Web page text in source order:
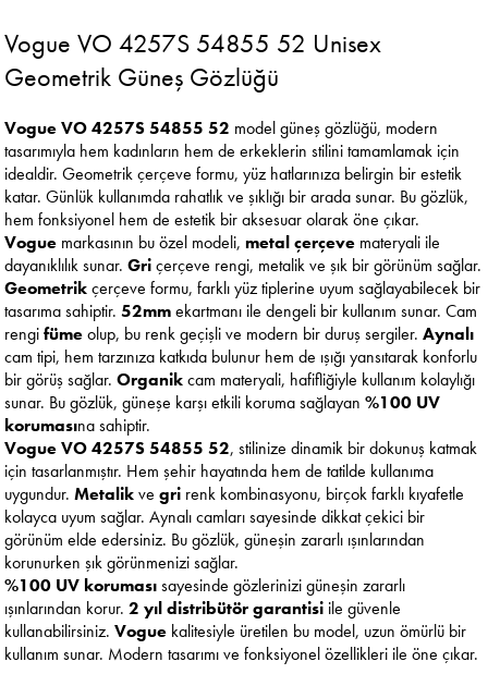
Vogue VO 4257S 54855 52 Unisex
Geometrik Güneş Gözlüğü
Vogue VO 4257S 54855 52 model güneş gözlüğü, modern
tasarımıyla hem kadınların hem de erkeklerin stilini tamamlamak için
idealdir. Geometrik çerçeve formu, yüz hatlarınıza belirgin bir estetik
katar. Günlük kullanımda rahatlık ve şıklığı bir arada sunar. Bu gözlük,
hem fonksiyonel hem de estetik bir aksesuar olarak öne çıkar.
Vogue markasının bu özel modeli,metal çerçeve materyali ile
dayanıklılık sunar.Griçerçeve rengi, metalik ve şık bir görünüm sağlar.
Geometrikçerçeve formu, farklı yüz tiplerine uyum sağlayabilecek bir
tasarıma sahiptir.52mmekartmanı ile dengeli bir kullanım sunar. Cam
rengifümeolup, bu renk geçişli ve modern bir duruş sergiler.Aynalı
cam tipi, hem tarzınıza katkıda bulunur hem de ışığı yansıtarak konforlu
bir görüş sağlar.Organikcam materyali, hafifliğiyle kullanım kolaylığı
sunar. Bu gözlük, güneşe karşı etkili koruma sağlayan%100 UV
korumasına sahiptir.
Vogue VO 4257S 54855 52, stilinize dinamik bir dokunuş katmak
için tasarlanmıştır. Hem şehir hayatında hem de tatilde kullanıma
uygundur.Metalikvegri renk kombinasyonu, birçok farklı kıyafetle
kolayca uyum sağlar. Aynalı camları sayesinde dikkat çekici bir
görünüm elde edersiniz. Bu gözlük, güneşin zararlı ışınlarından
korunurken şık görünmenizi sağlar.
%100 UV korumasısayesinde gözlerinizi güneşin zararlı
ışınlarından korur.2 yıl distribütör garantisi ile güvenle
kullanabilirsiniz.Vogue kalitesiyle üretilen bu model, uzun ömürlü bir
kullanım sunar. Modern tasarımı ve fonksiyonel özellikleri ile öne çıkar.